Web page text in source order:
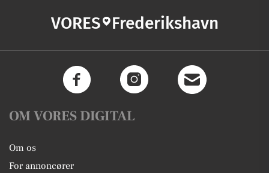
VORES Frederikshavn
OM VORES DIGITAL
Om os
For annoncører